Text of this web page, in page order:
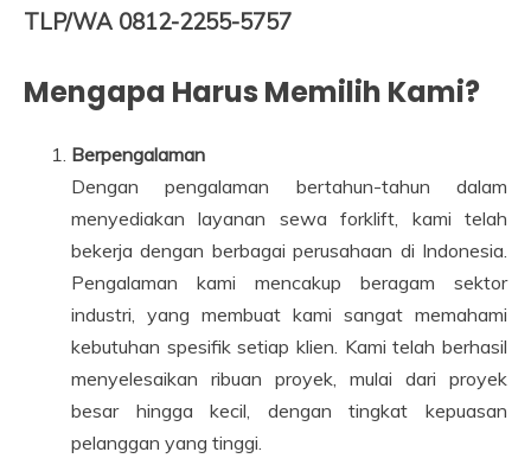
TLP/WA 0812-2255-5757
Mengapa Harus Memilih Kami?
Berpengalaman
Dengan pengalaman bertahun-tahun dalam
menyediakan layanan sewa forklift, kami telah
bekerja dengan berbagai perusahaan di Indonesia.
Pengalaman kami mencakup beragam sektor
industri, yang membuat kami sangat memahami
kebutuhan spesifik setiap klien. Kami telah berhasil
menyelesaikan ribuan proyek, mulai dari proyek
besar hingga kecil, dengan tingkat kepuasan
pelanggan yang tinggi.